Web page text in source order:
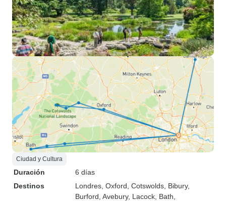
Ciudad y Cultura
Duración
6 días
Destinos
Londres , Oxford , Cotswolds , Bibury,
Burford , Avebury, Lacock , Bath